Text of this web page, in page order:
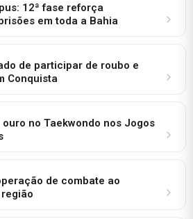
12ª fase reforça
em toda a Bahia
de participar de roubo e
Conquista
no Taekwondo nos Jogos
de combate ao